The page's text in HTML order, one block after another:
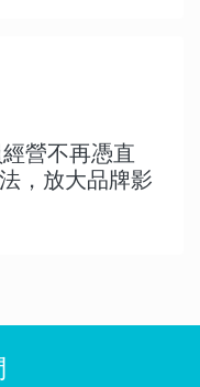
營不再憑直
，放大品牌影